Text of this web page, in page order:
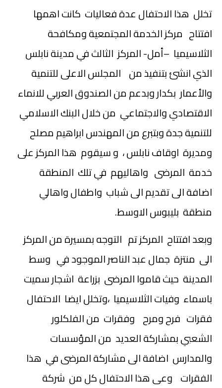
تخلل هذا الاحتفال عدة فعاليات كانت اهمها
افتتاح مركز الخدمة المجتمعية ومكافحة
الثلاسيميا –أمل- المركز الثالث في مدينة نابلس
الذي انشئ بتنفيذ من المجلس الاعلى للتنمية
والأعمار بكدار وبدعم من الصندوق العربي للانماء
الاقتصادي والاجتماعي من خلال البنك الاسلامي
للتنمية جدة وبتبرع من المهندس ابراهيم مصلح
ومديرة اوقاف نابلس ، و سيقوم هذا المركز على
خدمة المرضى واهاليهم في تلك المنطقة
اضافة الى تقديم الى شباب واطفال واهالي
منطقة بليبوس الاوسط.
وبعد افتتاح المركز تم التوجه بمسيرة من المركز
الى منتزة جمال عبد الناصر الموجود في وسط
المدينة حيث قاموا المرضى بزراعة اشجار سميت
باسماء وفيات الثلاسيميا ،وتخلل ايضا الاحتفال
فقرات فرح ومرح وفقرات من الفلكلور
الشعبي بمشاركة العديد من المؤسسات
والمدارس اضافة الى مشاركة المرضى في هذا
الفقرات وعى هذا الاحتفال كل من شركة